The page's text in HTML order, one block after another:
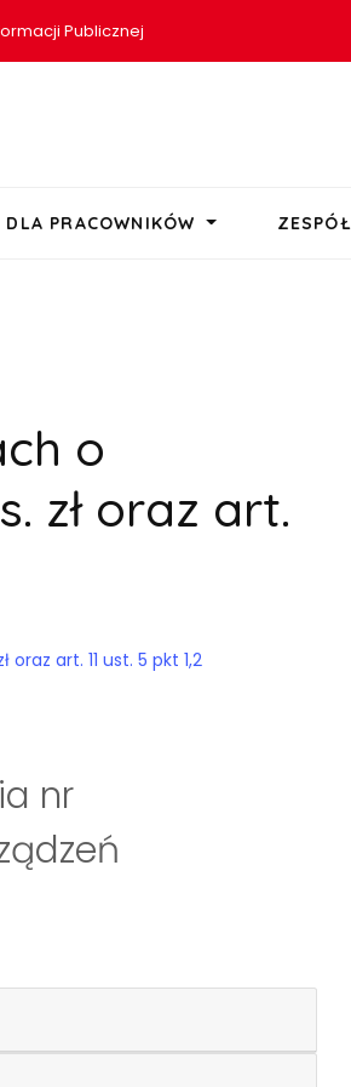
Publicznej
DLA PRACOWNIKÓW ZESPÓŁ
o
zł oraz art.
art. 11 ust. 5 pkt 1,2
nr